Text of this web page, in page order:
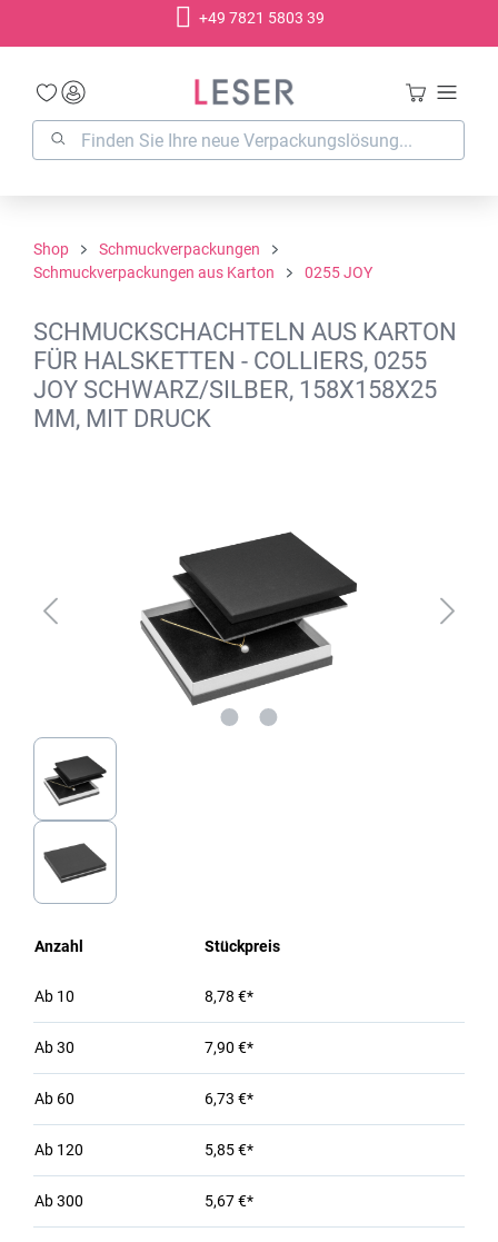
+49 7821 5803 39
Shop
Schmuckverpackungen
Schmuckverpackungen aus Karton
0255 JOY
SCHMUCKSCHACHTELN AUS KARTON
FÜR HALSKETTEN - COLLIERS, 0255
JOY SCHWARZ/SILBER, 158X158X25
MM, MIT DRUCK
Anzahl Stückpreis
Ab 10 8,78 €*
Ab30 7,90 €*
Ab 60 6,73 €*
Ab 120 5,85 €*
Ab300 5,67 €*